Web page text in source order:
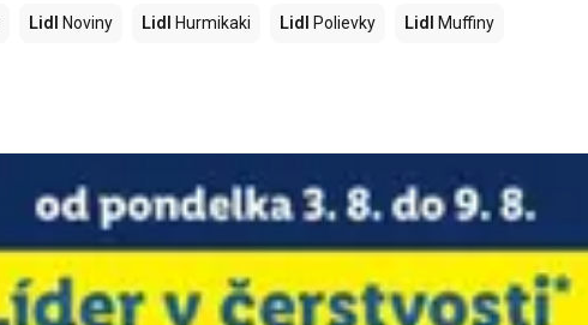
Lidl Noviny Lidl Hurmikaki Lidl Polievky Lidl Muffiny